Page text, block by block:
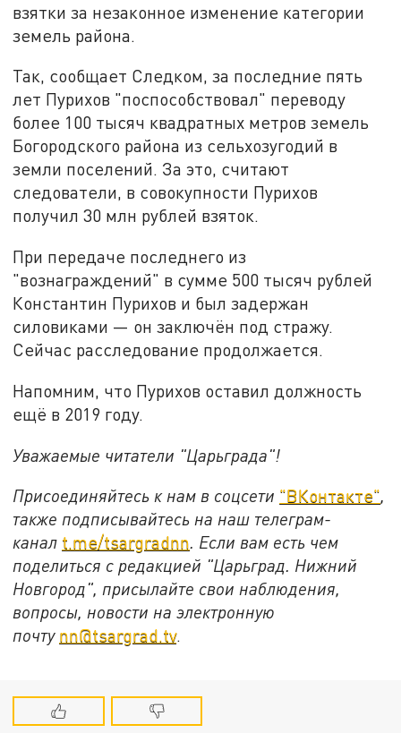
взятки за незаконное изменение категории
земель района.
Так, сообщает Следком, за последние пять
лет Пурихов "поспособствовал" переводу
более 100 тысяч квадратных метров земель
Богородского района из сельхозугодий в
земли поселений. За это, считают
следователи, в совокупности Пурихов
получил 30 млн рублей взяток.
При передаче последнего из
"вознаграждений" в сумме 500 тысяч рублей
Константин Пурихов и был задержан
силовиками — он заключён под стражу.
Сейчас расследование продолжается.
Напомним, что Пурихов оставил должность
ещё в 2019 году.
Уважаемые читатели "Царьграда"!
Присоединяйтесь к нам в соцсети "ВКонтакте",
также подписывайтесь на наш телеграм-
канал t.me/tsargradnn. Если вам есть чем
поделиться с редакцией "Царьград. Нижний
Новгород", присылайте свои наблюдения,
вопросы, новости на электронную
почту nn@tsargrad.tv.